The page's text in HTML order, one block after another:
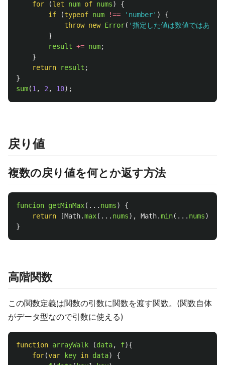
for (let num of nums)
{
if
(typeof num !== ' number' )
{
throw new Error( '指定した値は数値ではあり
}
result += num;
}
return
result ;
}
sum(1 , 2 , 10);
戻り値
複数の戻り値を何とか返す方法
funcion getMinMax(... nums)
{
return
[Math.max(... nums), Math.min(... nums)];
}
高階関数
この関数定義は関数の引数に関数を渡す関数。(関数自体
がデータ型なので引数に使える)
function arrayWalk (data, f){
for(var key in data)
{